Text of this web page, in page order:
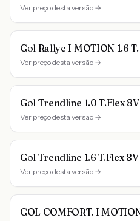
Ver preço desta versão →
Gol Rallye I MOTION 1.6
Ver preço desta versão →
Gol Trendline 1.0 T.Flex
Ver preço desta versão →
Gol Trendline 1.6 T.Flex
Ver preço desta versão →
GOL COMFORT. I